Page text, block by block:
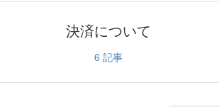
決済について
6 記事